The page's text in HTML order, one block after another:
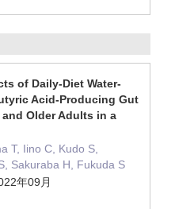
of Daily-Diet Water-
Acid-Producing Gut
Older Adults in a
T, Iino C, Kudo S,
Sakuraba H, Fukuda S
年09月